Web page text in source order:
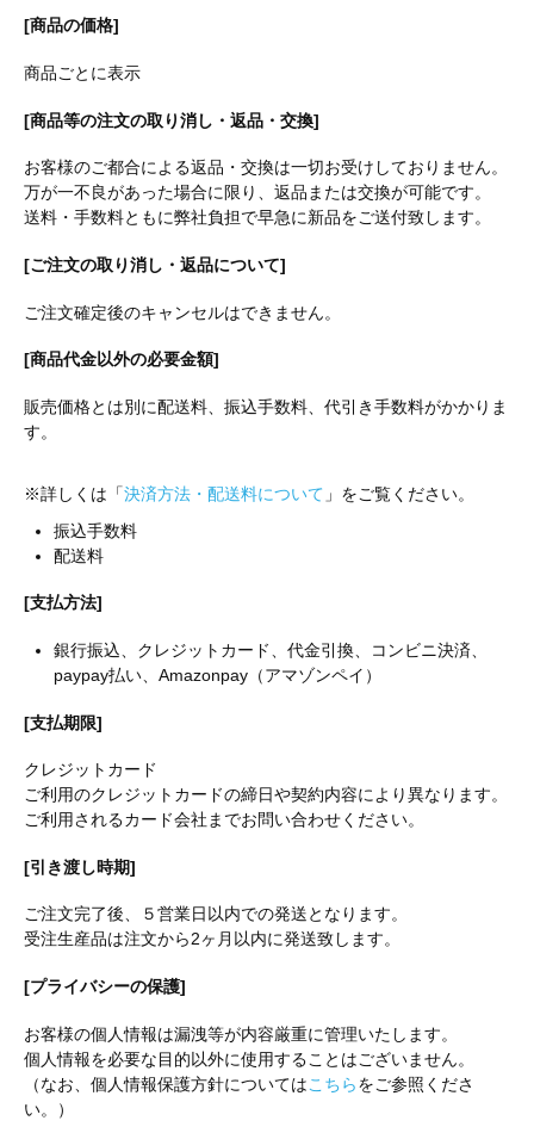
[商品の価格]
商品ごとに表示
[商品等の注文の取り消し・返品・交換]
お客様のご都合による返品・交換は一切お受けしておりません。
万が一不良があった場合に限り、返品または交換が可能です。
送料・手数料ともに弊社負担で早急に新品をご送付致します。
[ご注文の取り消し・返品について]
ご注文確定後のキャンセルはできません。
[商品代金以外の必要金額]
販売価格とは別に配送料、振込手数料、代引き手数料がかかりま
す。
※詳しくは「決済方法・配送料について 」をご覧ください。
振込手数料
配送料
[支払方法]
銀行振込、クレジットカード、代金引換、コンビニ決済、
paypay払い、Amazonpay（アマゾンペイ）
[支払期限]
クレジットカード
ご利用のクレジットカードの締日や契約内容により異なります。
ご利用されるカード会社までお問い合わせください。
[引き渡し時期]
ご注文完了後、５営業日以内での発送となります。
受注生産品は注文から2ヶ月以内に発送致します。
[プライバシーの保護]
お客様の個人情報は漏洩等が内容厳重に管理いたします。
個人情報を必要な目的以外に使用することはございません。
（なお、個人情報保護方針についてはこちらをご参照くださ
い。）